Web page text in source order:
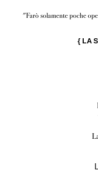
"Farò solamente poche
{ LA